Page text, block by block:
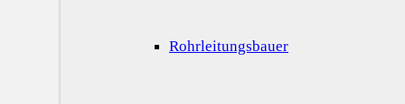
Rohrleitungsbauer